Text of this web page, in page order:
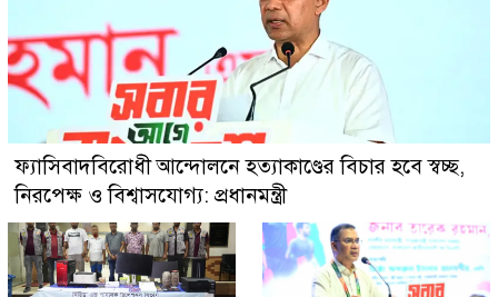
ফ্যাসিবাদবিরোধী আন্দোলনে হত্যাকাণ্ডের বিচার হবে স্বচ্ছ,
নিরপেক্ষ ও বিশ্বাসযোগ্য: প্রধানমন্ত্রী